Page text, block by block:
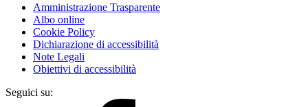
Amministrazione Trasparente
Albo online
Cookie Policy
Dichiarazione di accessibilità
Note Legali
Obiettivi di accessibilità
Seguici su: